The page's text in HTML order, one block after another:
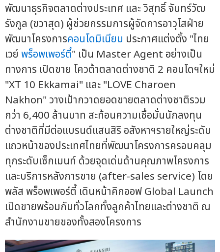
พัฒนาธุรกิจตลาดต่างประเทศ และ วิสุทธิ์ จันทร์วัฒ
รังกูล (ขวาสุด) ผู้ช่วยกรรมการผู้จัดการอาวุโสฝ่าย
พัฒนาโครงการคอนโดมิเนียม ประกาศแต่งตั้ง "ไทย
เวย์ พร็อพเพอร์ตี้" เป็น Master Agent อย่างเป็น
ทางการ เปิดขาย โควต้าตลาดต่างชาติ 2 คอนโดฯใหม่
"XT 10 Ekkamai" และ "LOVE Charoen
Nakhon" วางเป้ากวาดยอดขายตลาดต่างชาติรวม
กว่า 6,400 ล้านบาท สะท้อนความเชื่อมั่นนักลงทุน
ต่างชาติที่มีต่อแบรนด์แสนสิริ อสังหาฯรายใหญ่ระดับ
แถวหน้าของประเทศไทยที่พัฒนาโครงการครอบคลุม
ทุกระดับเซ็กเมนท์ ด้วยจุดเด่นด้านคุณภาพโครงการ
และบริการหลังการขาย (after-sales service) โดย
พลัส พร็อพเพอร์ตี้ เดินหน้าคิกออฟ Global Launch
เปิดขายพร้อมกันทั่วโลกทั้งลูกค้าไทยและต่างชาติ ณ
สำนักงานขายของทั้งสองโครงการ